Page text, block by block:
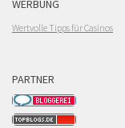
WERBUNG
Wertvolle Tipps für Casinos
PARTNER